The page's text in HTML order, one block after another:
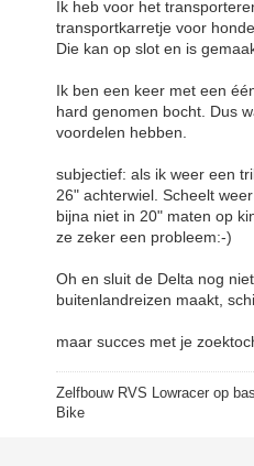
Ik heb voor het
transportkarretje voor
Die kan op slot en is
Ik ben een keer met een
hard genomen bocht. Dus
voordelen hebben.
subjectief: als ik weer een
26" achterwiel. Scheelt
bijna niet in 20" maten op
ze zeker een probleem:-)
Oh en sluit de Delta nog
buitenlandreizen maakt,
maar succes met je
Zelfbouw RVS Lowracer op
Bike